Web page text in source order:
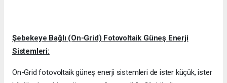
Şebekeye Bağlı (On-Grid) Fotovoltaik Güneş Enerji
Sistemleri:
On-Grid fotovoltaik güneş enerji sistemleri de ister küçük, ister